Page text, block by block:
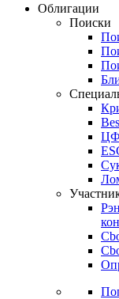
Облигации
Поиски